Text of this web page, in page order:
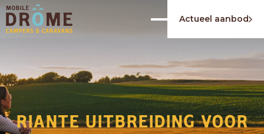
Actueel aanbod
RIANTE UITBREIDING VOOR